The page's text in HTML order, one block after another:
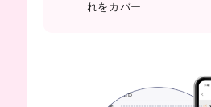
れをカバー